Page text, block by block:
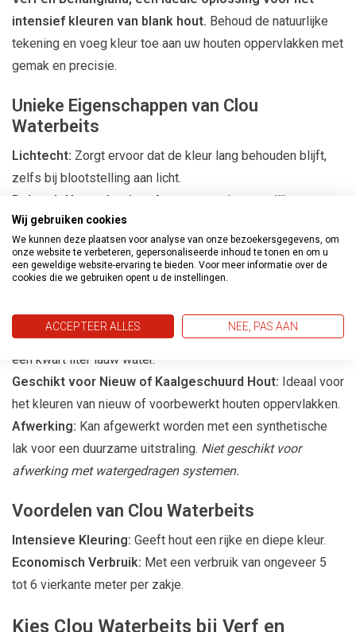
intensief kleuren van blank hout. Behoud de natuurlijke
tekening en voeg kleur toe aan uw houten oppervlakken met
gemak en precisie.
Unieke Eigenschappen van Clou
Waterbeits
Lichtecht: Zorgt ervoor dat de kleur lang behouden blijft,
zelfs bij blootstelling aan licht.
Behoudt Houttekening:
Accentueert de natuurlijke
schoonheid van het hout zonder deze te verbergen.
Gebruiksvriendelijk:Eenvoudig te mengen met water voor
een snelle en efficiënte toepassing.
Makkelijke Voorbereiding:Los een zakje op in ongeveer
een kwart liter lauw water.
Geschikt voor Nieuw of Kaalgeschuurd Hout: Ideaal voor
het kleuren van nieuw of voorbewerkt houten oppervlakken.
Afwerking: Kan afgewerkt worden met een synthetische
lak voor een duurzame uitstraling. Niet geschikt voor
afwerking met watergedragen systemen.
Voordelen van Clou Waterbeits
Intensieve Kleuring: Geeft hout een rijke en diepe kleur.
Economisch Verbruik: Met een verbruik van ongeveer 5
tot 6 vierkante meter per zakje.
Kies Clou Waterbeits bij Verf en
Wij gebruiken cookies
We kunnen deze plaatsen voor analyse van onze bezoekersgegevens, om
onze website te verbeteren, gepersonaliseerde inhoud te tonen en om u
een geweldige website-ervaring te bieden. Voor meer informatie over de
cookies die we gebruiken opent u de instellingen.
ACCEPTEER ALLES NEE, PAS AAN